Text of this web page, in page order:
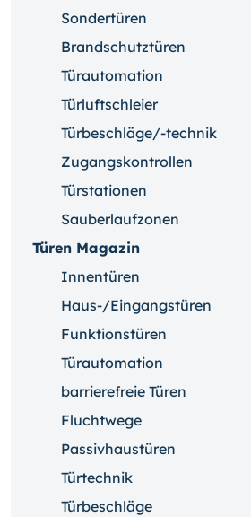
Sondertüren
Brandschutztüren
Türautomation
Türluftschleier
Türbeschläge/-technik
Zugangskontrollen
Türstationen
Sauberlaufzonen
Türen Magazin
Innentüren
Haus-/Eingangstüren
Funktionstüren
Türautomation
barrierefreie Türen
Fluchtwege
Passivhaustüren
Türtechnik
Türbeschläge